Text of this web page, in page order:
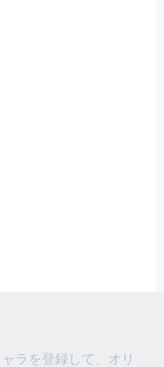
ラを登録して、オリ